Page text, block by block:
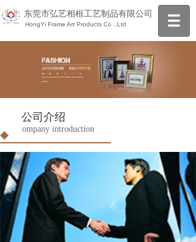
东莞市弘艺相框工艺制品有限公司
HongYi Frame Art Products Co .,Ltd
C
公司介绍
ompany introduction